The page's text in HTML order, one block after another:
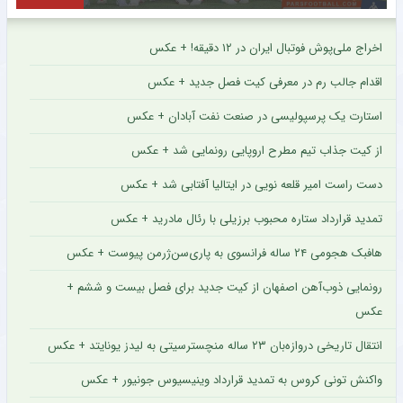
اخراج ملی‌پوش فوتبال ایران در ۱۲ دقیقه! + عکس
اقدام جالب رم در معرفی کیت فصل جدید + عکس
استارت یک پرسپولیسی در صنعت نفت آبادان + عکس
از کیت جذاب تیم مطرح اروپایی رونمایی شد + عکس
دست راست امیر قلعه نویی در ایتالیا آفتابی شد + عکس
تمدید قرارداد ستاره محبوب برزیلی با رئال مادرید + عکس
هافبک هجومی ۲۴ ساله فرانسوی به پاری‌سن‌ژرمن پیوست + عکس
رونمایی ذوب‌آهن اصفهان از کیت جدید برای فصل بیست و ششم +
عکس
انتقال تاریخی دروازه‌بان ۲۳ ساله منچسترسیتی به لیدز یونایتد + عکس
واکنش تونی کروس به تمدید قرارداد وینیسیوس جونیور + عکس